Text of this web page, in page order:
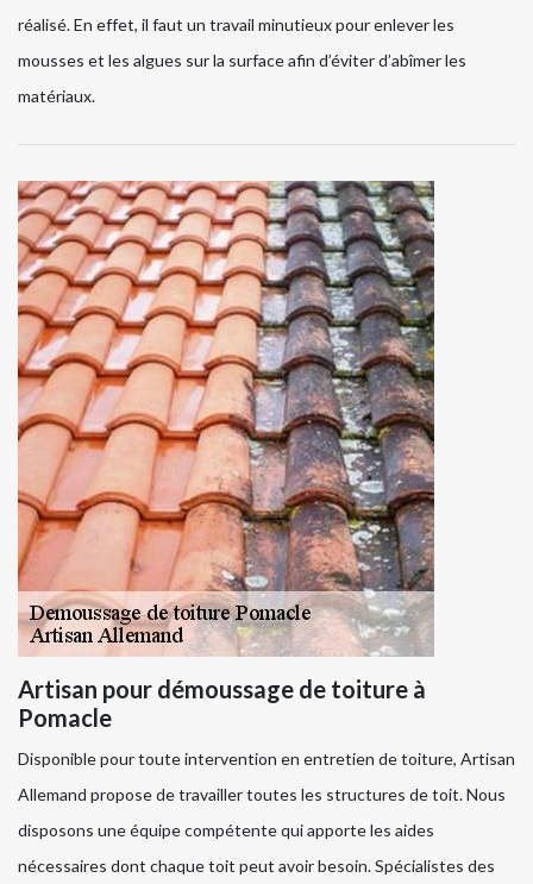
réalisé. En effet, il faut un travail minutieux pour enlever les
mousses et les algues sur la surface afin d’éviter d’abîmer les
matériaux.
Artisan pour démoussage de toiture à
Pomacle
Disponible pour toute intervention en entretien de toiture, Artisan
Allemand propose de travailler toutes les structures de toit. Nous
disposons une équipe compétente qui apporte les aides
nécessaires dont chaque toit peut avoir besoin. Spécialistes des